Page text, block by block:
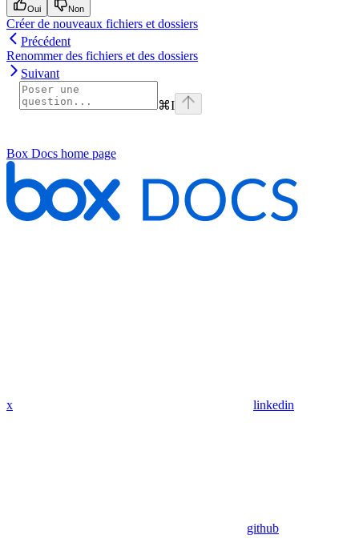
Oui Non
Créer de nouveaux fichiers et dossiers
Précédent
Renommer des fichiers et des dossiers
Suivant
⌘I
Box Docs home page
x linkedin
github